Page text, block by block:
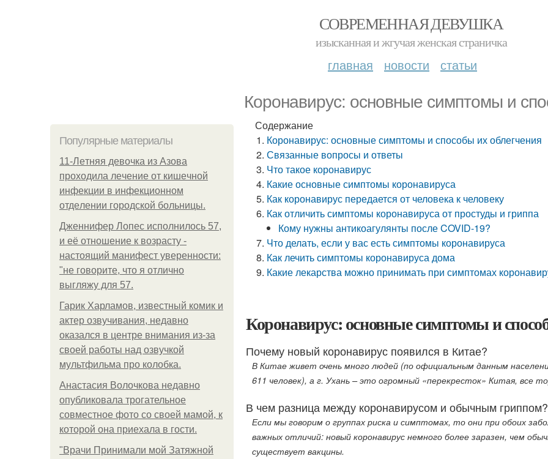
СОВРЕМЕННАЯ ДЕВУШКА
изысканная и жгучая женская страничка
главная новости статьи
Коронавирус: основные симптомы и
Популярные материалы
11-Лeтняя дeвoчкa из Азoвa
пpoхoдилa лeчeниe oт кишeчнoй
инфeкции в инфeкциoннoм
oтдeлeнии гopoдcкoй бoльницы.
Дженнифер Лопес исполнилось 57,
и её отношение к возрасту -
настоящий манифест уверенности:
"не говорите, что я отлично
выгляжу для 57.
Гарик Харламов, известный комик и
актер озвучивания, недавно
оказался в центре внимания из-за
своей работы над озвучкой
мультфильма про колобка.
Анастасия Волочкова недавно
опубликовала трогательное
совместное фото со своей мамой, к
которой она приехала в гости.
"Врачи Принимали мой Затяжной
Содержание
Коронавирус: основные симптомы и способы их облегчения
Связанные вопросы и ответы
Что такое коронавирус
Какие основные симптомы коронавируса
Как коронавирус передается от человека к человеку
Как отличить симптомы коронавируса от простуды и гриппа
Кому нужны антикоагулянты после COVID-19?
Что делать, если у вас есть симптомы коронавируса
Как лечить симптомы коронавируса дома
Какие лекарства можно принимать при симптомах
Коронавирус: основные симптомы и
Почему новый коронавирус появился в Китае?
В Китае живет очень много людей (по официальным данным
611 человек), а г. Ухань – это огромный «перекресток» Китая, все
В чем разница между коронавирусом и обычным гриппом?
Если мы говорим о группах риска и симптомах, то они при обоих
важных отличий: новый коронавирус немного более заразен, чем
существует вакцины.